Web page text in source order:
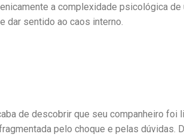
a complexidade psicológica de
dar sentido ao caos interno.
de descobrir que seu companheiro foi
pelo choque e pelas dúvidas.